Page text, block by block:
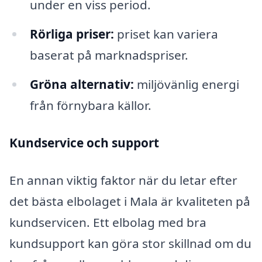
under en viss period.
Rörliga priser: priset kan variera
baserat på marknadspriser.
Gröna alternativ: miljövänlig energi
från förnybara källor.
Kundservice och support
En annan viktig faktor när du letar efter
det bästa elbolaget i Mala är kvaliteten på
kundservicen. Ett elbolag med bra
kundsupport kan göra stor skillnad om du